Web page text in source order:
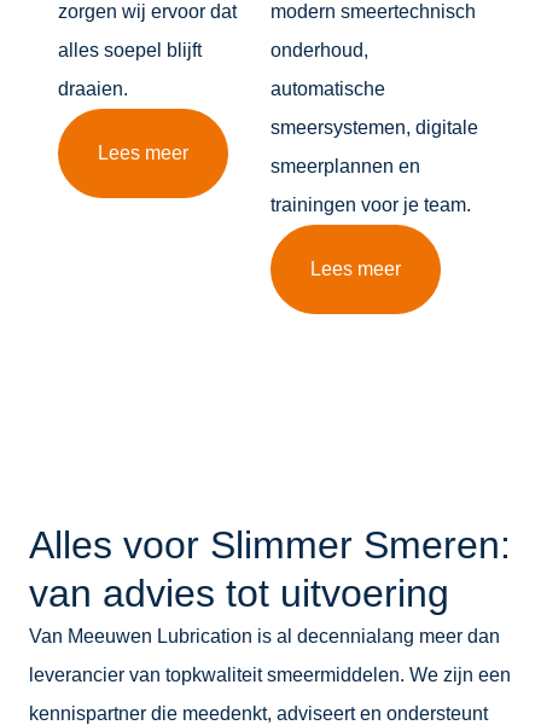
zorgen wij ervoor dat
alles soepel blijft
draaien.
Lees meer
modern smeertechnisch
onderhoud,
automatische
smeersystemen, digitale
smeerplannen en
trainingen voor je team.
Lees meer
Alles voor Slimmer Smeren:
van advies tot uitvoering
Van Meeuwen Lubrication is al decennialang meer dan
leverancier van topkwaliteit smeermiddelen. We zijn een
kennispartner die meedenkt, adviseert en ondersteunt